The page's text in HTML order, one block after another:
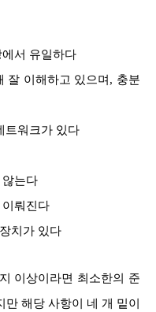
서 유일하다
잘 이해하고 있으며, 충분
트워크가 있다
는다
뤄진다
치가 있다
이상이라면 최소한의 준
만 해당 사항이 네 개 밑이